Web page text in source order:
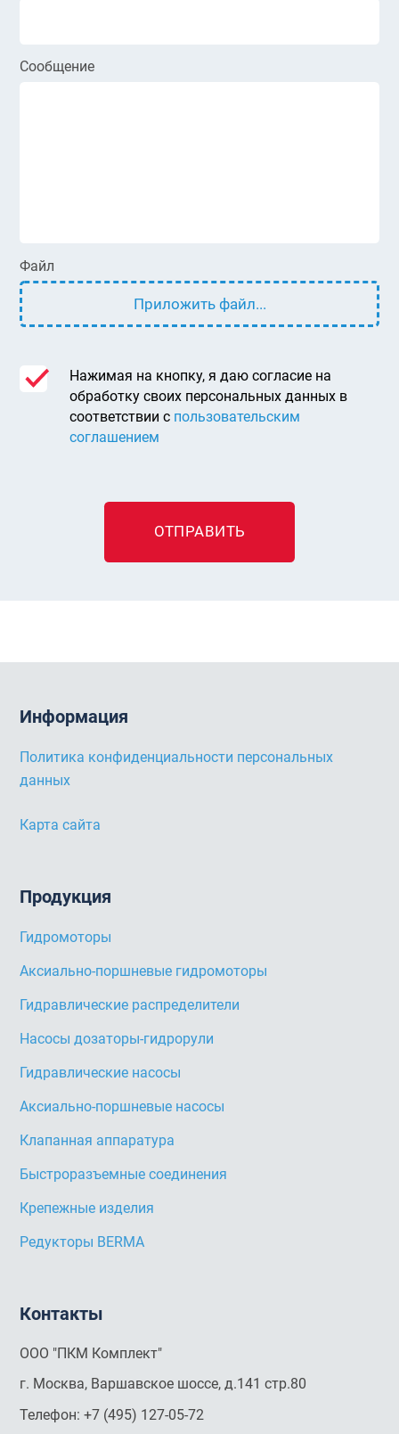
Сообщение
Файл
Приложить файл...
Нажимая на кнопку, я даю согласие на
обработку своих персональных данных в
соответствии с пользовательским
соглашением
ОТПРАВИТЬ
Информация
Политика конфиденциальности персональных
данных
Карта сайта
Продукция
Гидромоторы
Аксиально-поршневые гидромоторы
Гидравлические распределители
Насосы дозаторы-гидрорули
Гидравлические насосы
Аксиально-поршневые насосы
Клапанная аппаратура
Быстроразъемные соединения
Крепежные изделия
Редукторы BERMA
Контакты
ООО "ПКМ Комплект"
г. Москва, Варшавское шоссе, д.141 стр.80
Телефон:+7 (495) 127-05-72